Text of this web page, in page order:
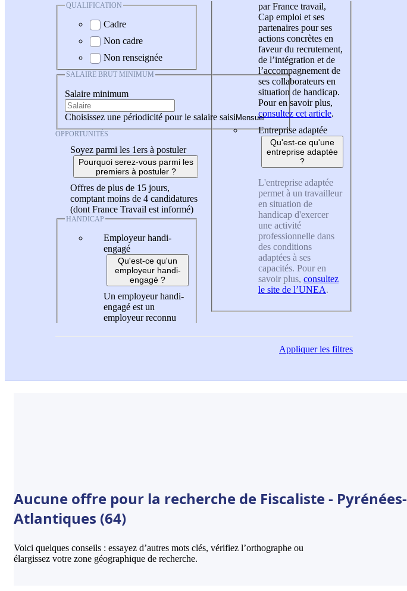
QUALIFICATION
Cadre
Non cadre
Non renseignée
SALAIRE BRUT MINIMUM
Salaire minimum
Choisissez une périodicité pour le salaire saisi
OPPORTUNITÉS
Soyez parmi les 1ers à postuler
Pourquoi serez-vous parmi les
premiers à postuler ?
Offres de plus de 15 jours,
comptant moins de 4 candidatures
(dont France Travail est informé)
HANDICAP
Employeur handi-
engagé
Qu'est-ce qu'un
employeur handi-
engagé ?
Un employeur handi-
engagé est un
employeur reconnu
par France travail,
Cap emploi et ses
partenaires pour ses
actions concrètes en
faveur du recrutement,
de l’intégration et de
l’accompagnement de
ses collaborateurs en
situation de handicap.
Pour en savoir plus,
consultez cet article.
Entreprise adaptée
Qu'est-ce qu'une
entreprise adaptée
?
L'entreprise adaptée
permet à un travailleur
en situation de
handicap d'exercer
une activité
professionnelle dans
des conditions
adaptées à ses
capacités. Pour en
savoir plus, consultez
le site de l’UNEA.
Appliquerles filtres
Aucune offre pour la recherche de Fiscaliste - Pyrénées-
Atlantiques (64)
Voici quelques conseils : essayez d’autres mots clés, vérifiez l’orthographe ou
élargissez votre zone géographique de recherche.